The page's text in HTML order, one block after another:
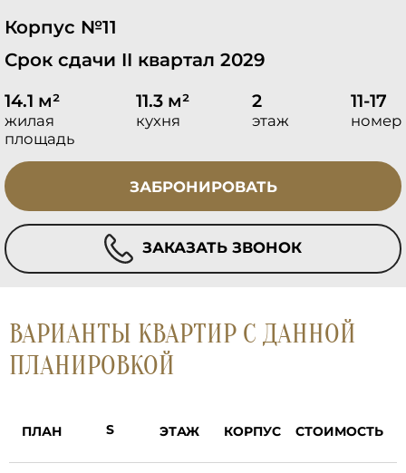
Корпус №11
Срок сдачи II квартал 2029
14.1 м²
жилая
площадь
11.3 м²
кухня
2
этаж
11-17
номер
ЗАБРОНИРОВАТЬ
ЗАКАЗАТЬ ЗВОНОК
ВАРИАНТЫ КВАРТИР С ДАННОЙ
ПЛАНИРОВКОЙ
ПЛАН ЭТАЖ КОРПУС СТОИМОСТЬ